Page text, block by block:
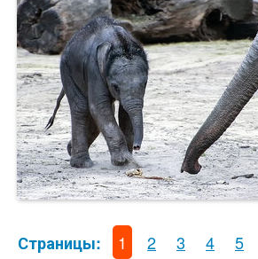
Страницы: 1 2 3 4 5